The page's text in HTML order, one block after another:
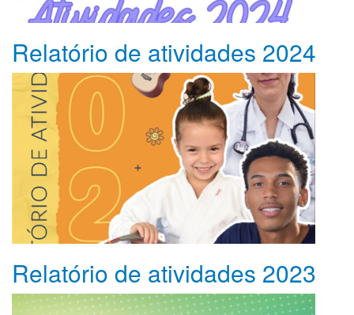
Relatório de atividades 2024
Relatório de atividades 2023